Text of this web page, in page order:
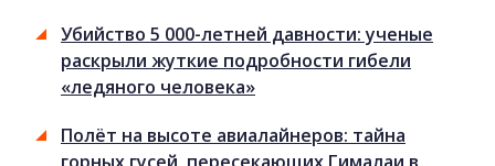
Убийство 5 000-летней давности: ученые
раскрыли жуткие подробности гибели
«ледяного человека»
Полёт на высоте авиалайнеров: тайна